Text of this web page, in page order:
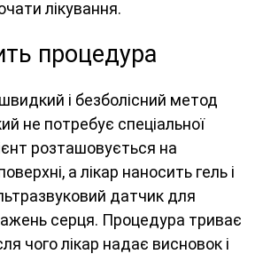
лікування.
процедура
і безболісний метод
не потребує спеціальної
розташовується на
а лікар наносить гель і
датчик для
серця. Процедура триває
чого лікар надає висновок і